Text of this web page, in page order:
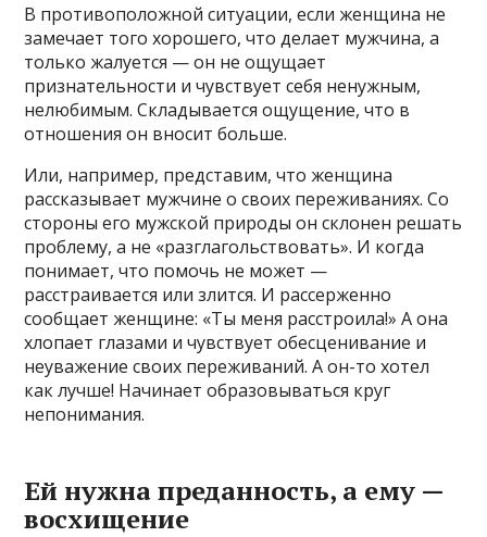
В противоположной ситуации, если женщина не
замечает того хорошего, что делает мужчина, а
только жалуется — он не ощущает
признательности и чувствует себя ненужным,
нелюбимым. Складывается ощущение, что в
отношения он вносит больше.
Или, например, представим, что женщина
рассказывает мужчине о своих переживаниях. Со
стороны его мужской природы он склонен решать
проблему, а не «разглагольствовать». И когда
понимает, что помочь не может —
расстраивается или злится. И рассерженно
сообщает женщине: «Ты меня расстроила!» А она
хлопает глазами и чувствует обесценивание и
неуважение своих переживаний. А он-то хотел
как лучше! Начинает образовываться круг
непонимания.
Ей нужна преданность, а ему —
восхищение